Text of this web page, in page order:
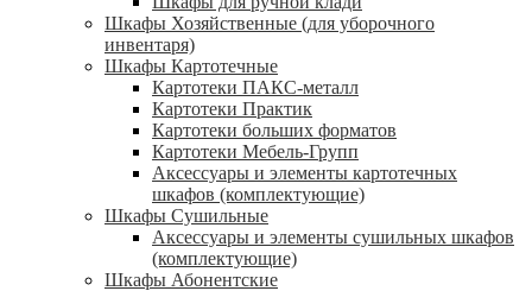
Шкафы Хозяйственные (для уборочного
инвентаря)
Шкафы Картотечные
Картотеки ПАКС-металл
Картотеки Практик
Картотеки больших форматов
Картотеки Мебель-Групп
Аксессуары и элементы картотечных
шкафов (комплектующие)
Шкафы Сушильные
Аксессуары и элементы сушильных шкафов
(комплектующие)
Шкафы Абонентские